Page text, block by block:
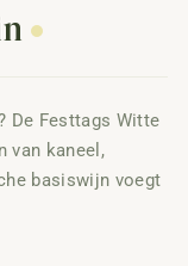
De Festtags Witte
van kaneel,
basiswijn voegt
resultaat is een